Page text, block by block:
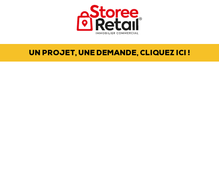
UN PROJET, UNE DEMANDE, CLIQUEZ ICI !